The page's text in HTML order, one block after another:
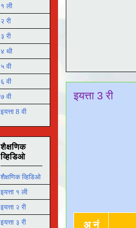
इयत्ता 3 री
अ नं
१ ली
२ री
३ री
४ थी
५ वी
६ वी
७ वी
इयत्ता 8 वी
शैक्षणिक
व्हिडिओ
शैक्षणिक व्हिडिओ
इयत्ता १ ली
इयत्ता २ री
इयत्ता ३ री